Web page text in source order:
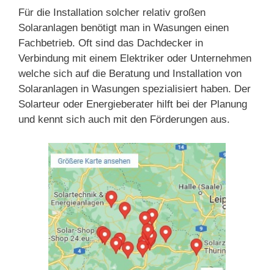
Für die Installation solcher relativ großen
Solaranlagen benötigt man in Wasungen einen
Fachbetrieb. Oft sind das Dachdecker in
Verbindung mit einem Elektriker oder Unternehmen
welche sich auf die Beratung und Installation von
Solaranlagen in Wasungen spezialisiert haben. Der
Solarteur oder Energieberater hilft bei der Planung
und kennt sich auch mit den Förderungen aus.